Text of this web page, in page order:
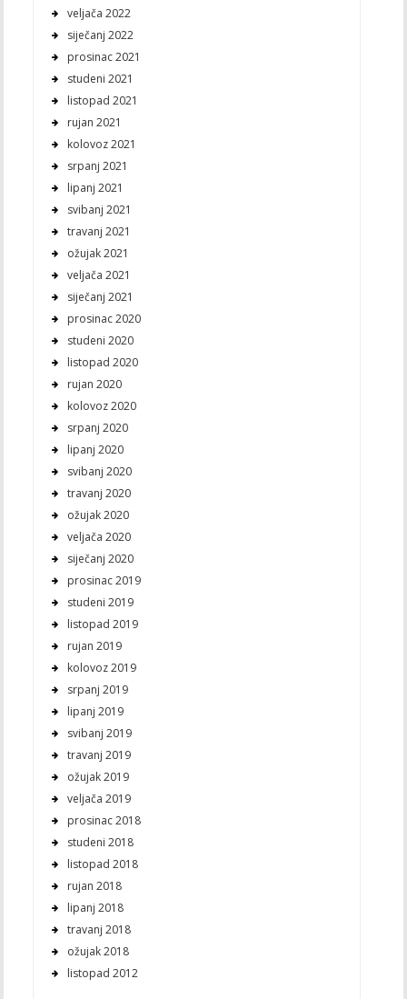
veljača 2022
siječanj 2022
prosinac 2021
studeni 2021
listopad 2021
rujan 2021
kolovoz 2021
srpanj 2021
lipanj 2021
svibanj 2021
travanj 2021
ožujak 2021
veljača 2021
siječanj 2021
prosinac 2020
studeni 2020
listopad 2020
rujan 2020
kolovoz 2020
srpanj 2020
lipanj 2020
svibanj 2020
travanj 2020
ožujak 2020
veljača 2020
siječanj 2020
prosinac 2019
studeni 2019
listopad 2019
rujan 2019
kolovoz 2019
srpanj 2019
lipanj 2019
svibanj 2019
travanj 2019
ožujak 2019
veljača 2019
prosinac 2018
studeni 2018
listopad 2018
rujan 2018
lipanj 2018
travanj 2018
ožujak 2018
listopad 2012